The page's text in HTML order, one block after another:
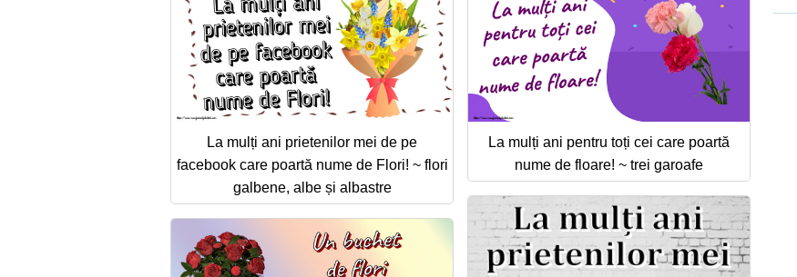
La mulți ani prietenilor mei de pe
facebook care poartă nume de Flori! ~ flori
galbene, albe și albastre
La mulți ani pentru toți cei care poartă
nume de floare! ~ trei garoafe